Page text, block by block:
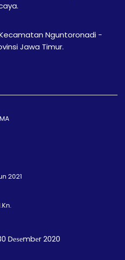
Kecamatan Nguntoronadi -
Jawa Timur.
2021
Dеѕеmbеr 2020